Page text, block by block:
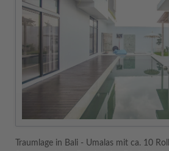
Traumlage in Bali - Umalas mit ca. 10